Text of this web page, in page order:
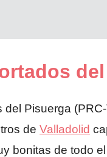
Pisuerga
de Valladolid
bonitas de todo